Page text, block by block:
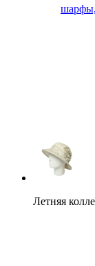
Летняя